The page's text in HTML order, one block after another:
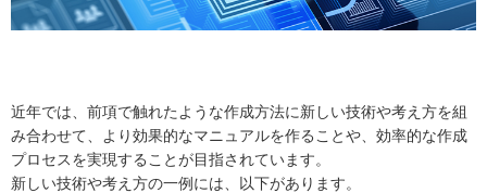
近年では、前項で触れたような作成方法に新しい技術や考え方を組
み合わせて、より効果的なマニュアルを作ることや、効率的な作成
プロセスを実現することが目指されています。
新しい技術や考え方の一例には、以下があります。